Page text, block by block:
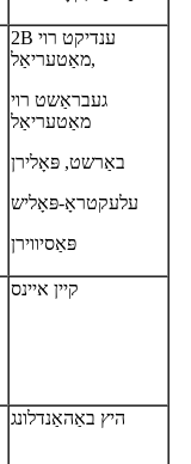
2B ענדיקט רוי
מאַטעריאַל,
געבראַשט רוי
מאַטעריאַל
באַרשט, פּאָלירן
עלעקטראָ-פּאָליש
פּאַסיווירן
קיין איינס
היץ באַהאַנדלונג